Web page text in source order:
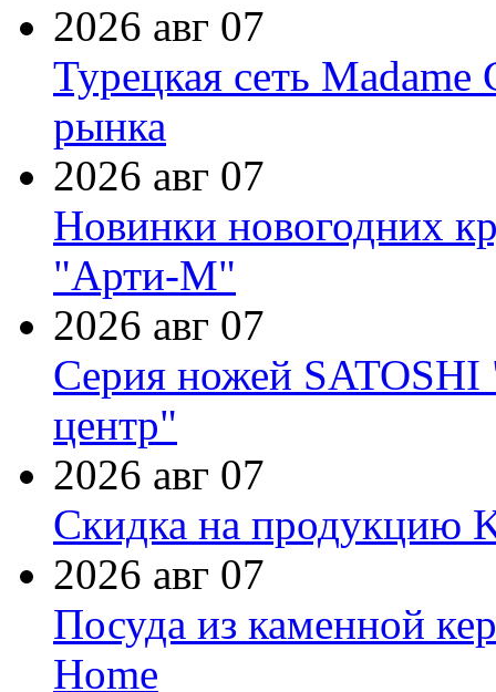
2026 авг 07
Турецкая сеть Madame
рынка
2026 авг 07
Новинки новогодних
"Арти-М"
2026 авг 07
Серия ножей
центр"
2026 авг 07
Скидка на продукцию
2026 авг 07
Посуда из каменной
Home